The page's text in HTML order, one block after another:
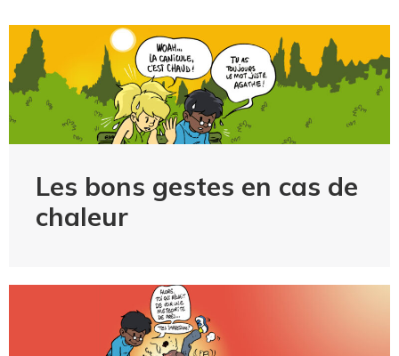
Les bons gestes en cas de
chaleur